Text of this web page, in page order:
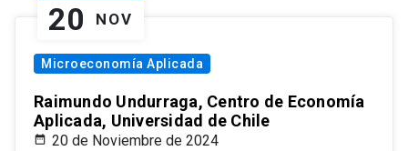
20 NOV
Microeconomía Aplicada
Raimundo Undurraga, Centro de Economía
Aplicada, Universidad de Chile
20 de Noviembre de 2024